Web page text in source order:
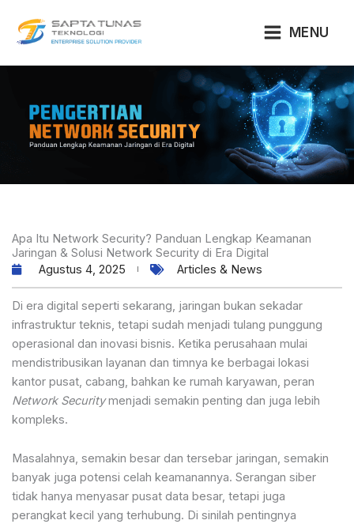
konten
MENU
Apa Itu Network Security? Panduan Lengkap Keamanan
Jaringan & Solusi Network Security di Era Digital
Agustus 4, 2025
Articles & News
Di era digital seperti sekarang, jaringan bukan sekadar
infrastruktur teknis, tetapi sudah menjadi tulang punggung
operasional dan inovasi bisnis. Ketika perusahaan mulai
mendistribusikan layanan dan timnya ke berbagai lokasi
kantor pusat, cabang, bahkan ke rumah karyawan, peran
Network Securitymenjadi semakin penting dan juga lebih
kompleks.
Masalahnya, semakin besar dan tersebar jaringan, semakin
banyak juga potensi celah keamanannya. Serangan siber
tidak hanya menyasar pusat data besar, tetapi juga
perangkat kecil yang terhubung. Di sinilah pentingnya